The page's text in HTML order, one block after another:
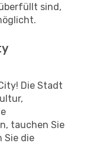
sind,
Die Stadt
tauchen Sie
Sie die